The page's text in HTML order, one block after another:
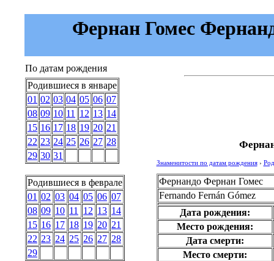
Фернан Гомес
По датам рождения
Родившиеся в январе
01 02 03 04 05 06 07
08 09 10 11 12 13 14
15 16 17 18 19 20 21
22 23 24 25 26 27 28
29 30 31
Родившиеся в феврале
01 02 03 04 05 06 07
08 09 10 11 12 13 14
15 16 17 18 19 20 21
22 23 24 25 26 27 28
29
Знаменитости по датам рождения›
Фернандо Фернан Гомес
Fernando Fernán Gómez
Дата рождения:
Место рождения:
Дата смерти:
Место смерти: